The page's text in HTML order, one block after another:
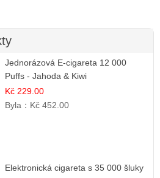
Jednorázová E-cigareta 12 000
Puffs - Jahoda & Kiwi
Kč 229.00
Byla： Kč 452.00
Elektronická cigareta s 35 000 šluky